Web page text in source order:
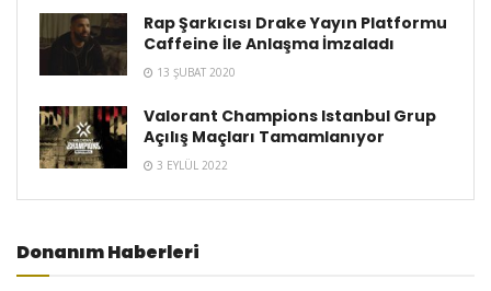
Rap Şarkıcısı Drake Yayın Platformu
Caffeine İle Anlaşma İmzaladı
13 ŞUBAT 2020
Valorant Champions Istanbul Grup
Açılış Maçları Tamamlanıyor
3 EYLÜL 2022
Donanım Haberleri